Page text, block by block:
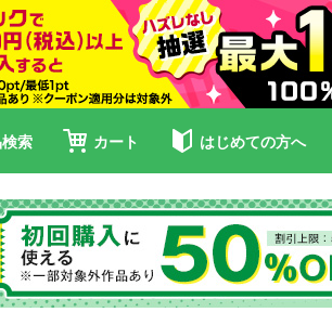
索 カート はじめての方へ